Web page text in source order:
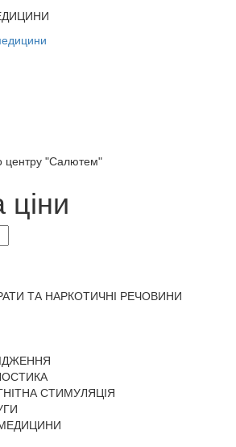
центру "Салютем"
ТА НАРКОТИЧНІ РЕЧОВИНИ
СТИМУЛЯЦІЯ